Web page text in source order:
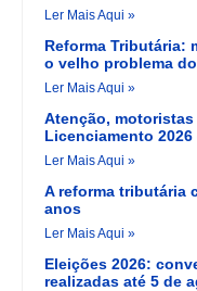
Ler Mais Aqui »
Reforma Tributária:
o velho problema
Ler Mais Aqui »
Atenção,
Licenciamento
Ler Mais Aqui »
A reforma tributária
anos
Ler Mais Aqui »
Eleições 2026:
realizadas até 5 de